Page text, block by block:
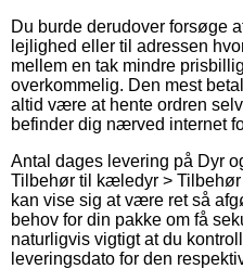
Du burde derudover forsøge
lejlighed eller til adressen
mellem en tak mindre
overkommelig. Den mest
altid være at hente ordren
befinder dig nærved internet
Antal dages levering på Dyr
Tilbehør til kæledyr >
kan vise sig at være ret så
behov for din pakke om få
naturligvis vigtigt at du
leveringsdato for den